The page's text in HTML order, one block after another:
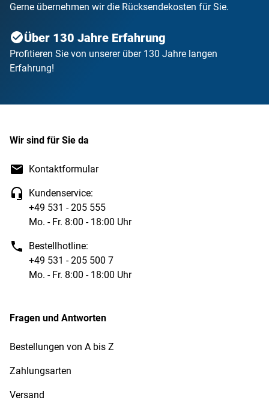
Gerne übernehmen wir die Rücksendekosten für Sie.
Über 130 Jahre Erfahrung
Profitieren Sie von unserer über 130 Jahre langen
Erfahrung!
Wir sind für Sie da
Kontaktformular
Kundenservice:
+49 531 - 205 555
Mo. - Fr. 8:00 - 18:00 Uhr
Bestellhotline:
+49 531 - 205 500 7
Mo. - Fr. 8:00 - 18:00 Uhr
Fragen und Antworten
Bestellungen von A bis Z
Zahlungsarten
Versand